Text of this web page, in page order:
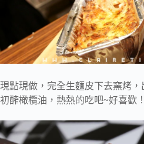
現點現做， 完全生麵皮下去窯烤
初醡橄欖油， 熱熱的吃吧~好喜歡！